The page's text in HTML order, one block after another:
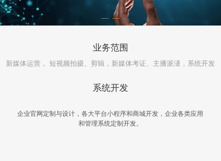
业务范围
新媒体运营， 短视频拍摄、剪辑，新媒体考证、主播派瀢，系统开发
系统开发
企业官网定制与设计，各大平台小程序和商城开发，企业各类应用
和管理系统定制开发。